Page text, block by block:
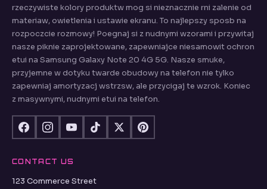
rzeczywiste kolory produktw mog si nieznacznie rni zalenie od
materiaw, owietlenia i ustawie ekranu. To najlepszy sposb na
rozpoczcie rozmowy! Poegnaj si z nudnymi wzorami i przywitaj
nasze piknie zaprojektowane, zapewniajce niesamowit ochron
etui na Samsung Galaxy Note 20 4G 5G. Nasze smuke,
przyjemne w dotyku twarde obudowy na telefon nie tylko
zapewniaj amortyzacj wstrzsw, ale przycigaj te wzrok. Koniec
z masywnymi, nudnymi etui na telefon.
CONTACT US
123 Commerce Street